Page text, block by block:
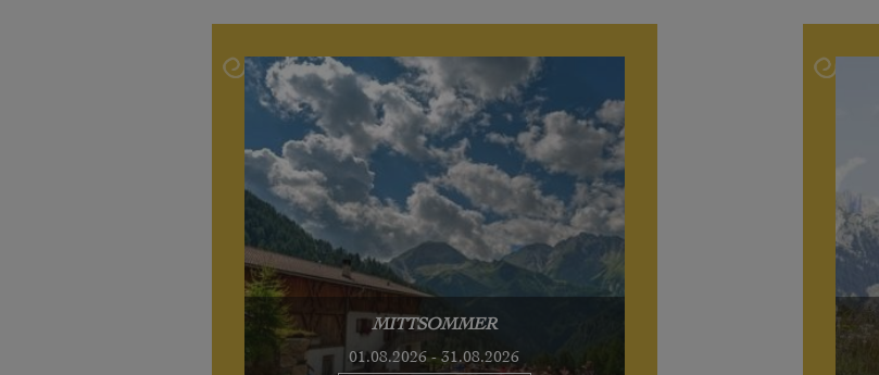
MITTSOMMER
01.08.2026 - 31.08.2026